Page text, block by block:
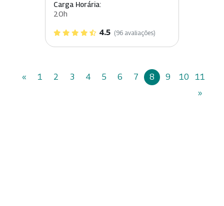
Carga Horária:
20h
4.5 (96 avaliações)
« 1 2 3 4 5 6 7 8 9 10
11
»